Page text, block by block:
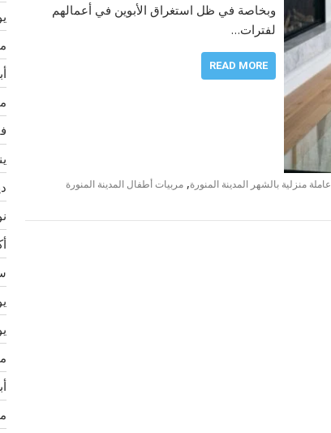
وبخاصة في ظل استغراق الأبوين في أعمالهم
لفترات…
READ MORE
عاملة منزلية بالشهر المدينة المنورة, مربيات أطفال المدينة المنورة